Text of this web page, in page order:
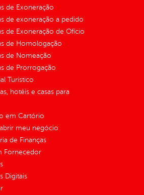
de Exoneração
de exoneração a pedido
de Exoneração de Ofício
de Homologação
de Nomeação
de Prorrogação
Turístico
hotéis e casas para
em Cartório
meu negócio
de Finanças
Fornecedor
Digitais